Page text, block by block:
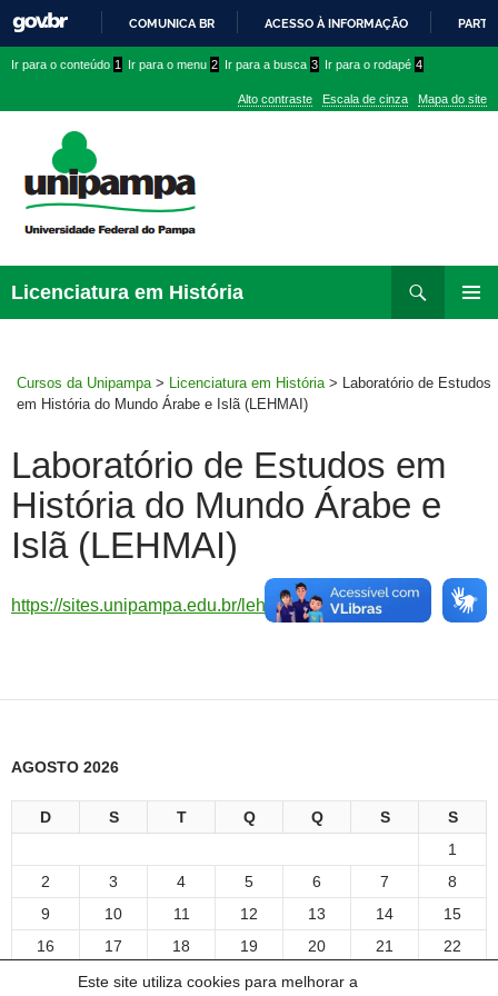
Este site utiliza cookies para melhorar a
PARA
CONTEÚDO
COMUNICA BR ACESSO À INFORMAÇÃO
conteúdo
menu
superior
menu
Ir para o conteúdo 1 Ir para o menu 2 Ir para a busca 3 Ir para o rodapé 4
Alto contraste Escala de cinza Mapa do site
Licenciatura em História
para
Cursos da Unipampa > Licenciatura em História > Laboratório de Estudos
em História do Mundo Árabe e Islã (LEHMAI)
Laboratório de Estudos em
História do Mundo Árabe e
Islã (LEHMAI)
https://sites.unipampa.edu.br/lehmai/
AGOSTO 2026
D S T Q Q S
S
1
2
3 4 5 6 7
8
9
10 11 12 13 14
15
16
17 18 19 20 21
22
24 25 26 27